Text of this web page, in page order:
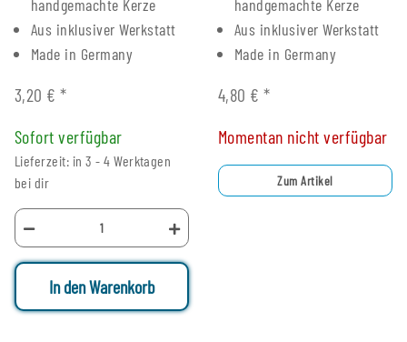
handgemachte Kerze
Aus inklusiver Werkstatt
Made in Germany
3,20 €*
Sofort verfügbar
Lieferzeit: in 3 - 4 Werktagen
bei dir
In den Warenkorb
handgemachte Kerze
Aus inklusiver Werkstatt
Made in Germany
4,80 €*
Momentan nicht verfügbar
Zum Artikel